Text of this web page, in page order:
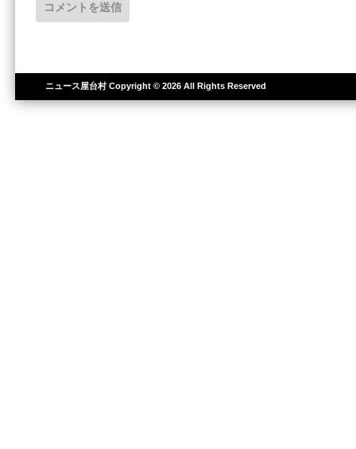
ニュース屋台村Copyright © 2026 All Rights Reserved